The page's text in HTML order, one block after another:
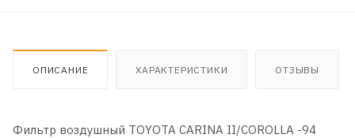
ОПИСАНИЕ ХАРАКТЕРИСТИКИ ОТЗЫВЫ
Фильтр воздушный TOYOTA CARINA II/COROLLA -94